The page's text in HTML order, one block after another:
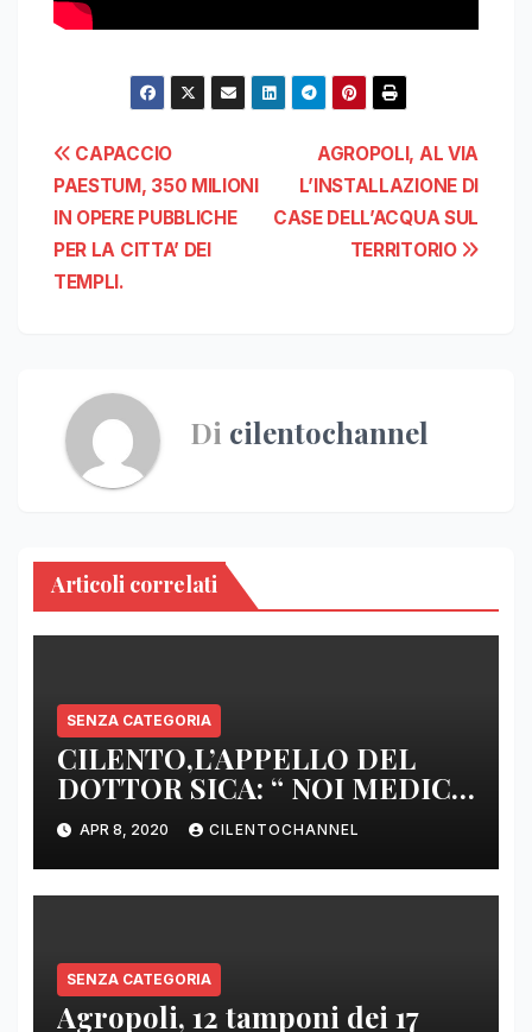
Navigazione
articoli
AGROPOLI, AL VIA
L’INSTALLAZIONE DI
CASE DELL’ACQUA SUL
TERRITORIO
CAPACCIO
PAESTUM, 350 MILIONI
IN OPERE PUBBLICHE
PER LA CITTA’ DEI
TEMPLI.
Di cilentochannel
Articoli correlati
SENZA CATEGORIA
CILENTO,L’APPELLO DEL
DOTTOR SICA: “ NOI MEDICI
DI BASE SIAMO SENZA ARMI
E SENZA PRESIDI”
APR 8, 2020 CILENTOCHANNEL
SENZA CATEGORIA
Agropoli, 12 tamponi dei 17